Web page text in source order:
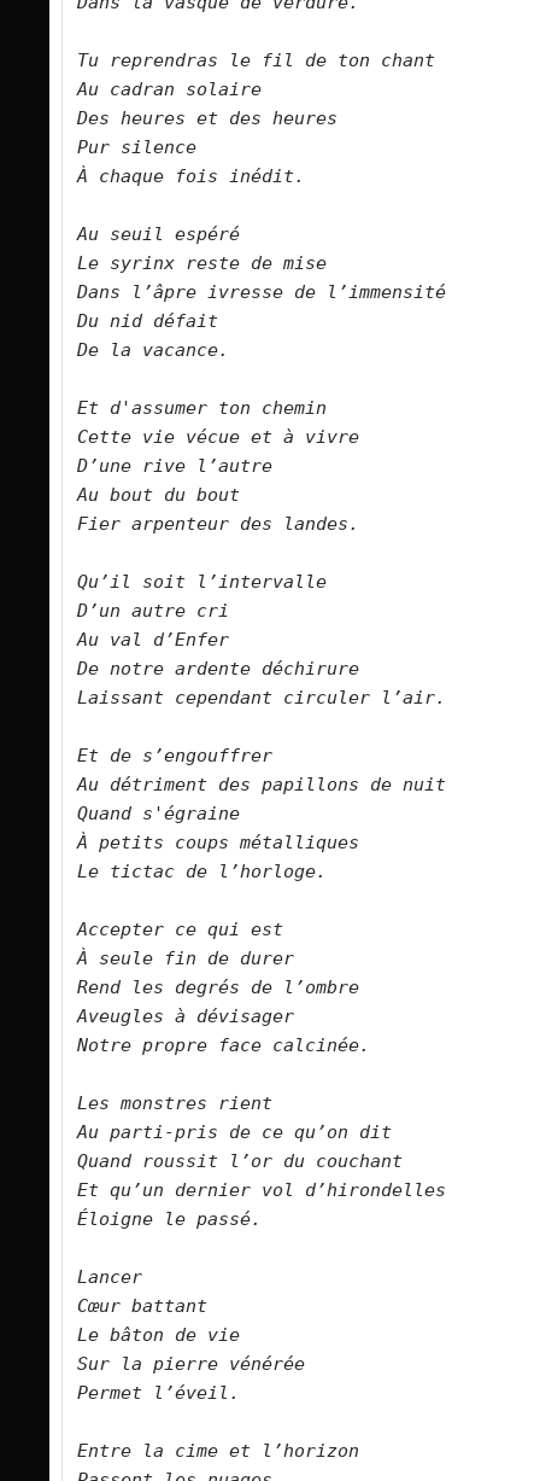
Tu reprendras le fil de ton chant
Au cadran solaire
Des heures et des heures
Pur silence
À chaque fois inédit.
Au seuil espéré
Le syrinx reste de mise
Dans l’âpre ivresse de l’immensité
Du nid défait
De la vacance.
Et d'assumer ton chemin
Cette vie vécue et à vivre
D’une rive l’autre
Au bout du bout
Fier arpenteur des landes.
Qu’il soit l’intervalle
D’un autre cri
Au val d’Enfer
De notre ardente déchirure
Laissant cependant circuler l’air.
Et de s’engouffrer
Au détriment des papillons de nuit
Quand s'égraine
À petits coups métalliques
Le tictac de l’horloge.
Accepter ce qui est
À seule fin de durer
Rend les degrés de l’ombre
Aveugles à dévisager
Notre propre face calcinée.
Les monstres rient
Au parti-pris de ce qu’on dit
Quand roussit l’or du couchant
Et qu’un dernier vol d’hirondelles
Éloigne le passé.
Lancer
Cœur battant
Le bâton de vie
Sur la pierre vénérée
Permet l’éveil.
Entre la cime et l’horizon